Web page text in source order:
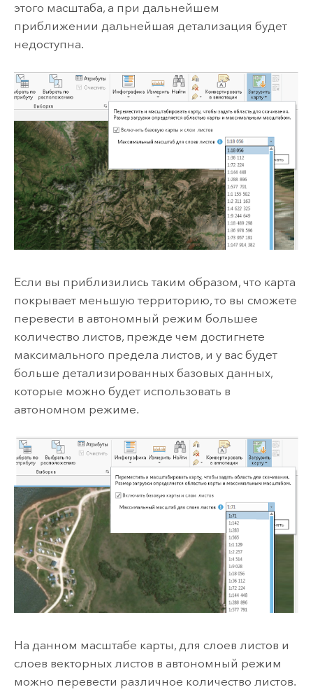
этого масштаба, а при дальнейшем
приближении дальнейшая детализация будет
недоступна.
Если вы приблизились таким образом, что карта
покрывает меньшую территорию, то вы сможете
перевести в автономный режим большее
количество листов, прежде чем достигнете
максимального предела листов, и у вас будет
больше детализированных базовых данных,
которые можно будет использовать в
автономном режиме.
На данном масштабе карты, для слоев листов и
слоев векторных листов в автономный режим
можно перевести различное количество листов.